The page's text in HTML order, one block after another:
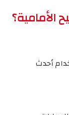
الأمامية؟
أحدث